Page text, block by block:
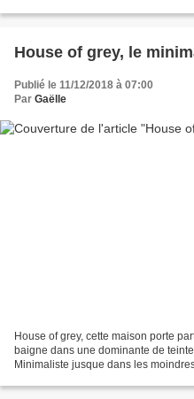
House of grey, le
Publié le 11/12/2018 à 07:00
Par Gaëlle
House of grey, cette maison porte
baigne dans une dominante de
Minimaliste jusque dans les